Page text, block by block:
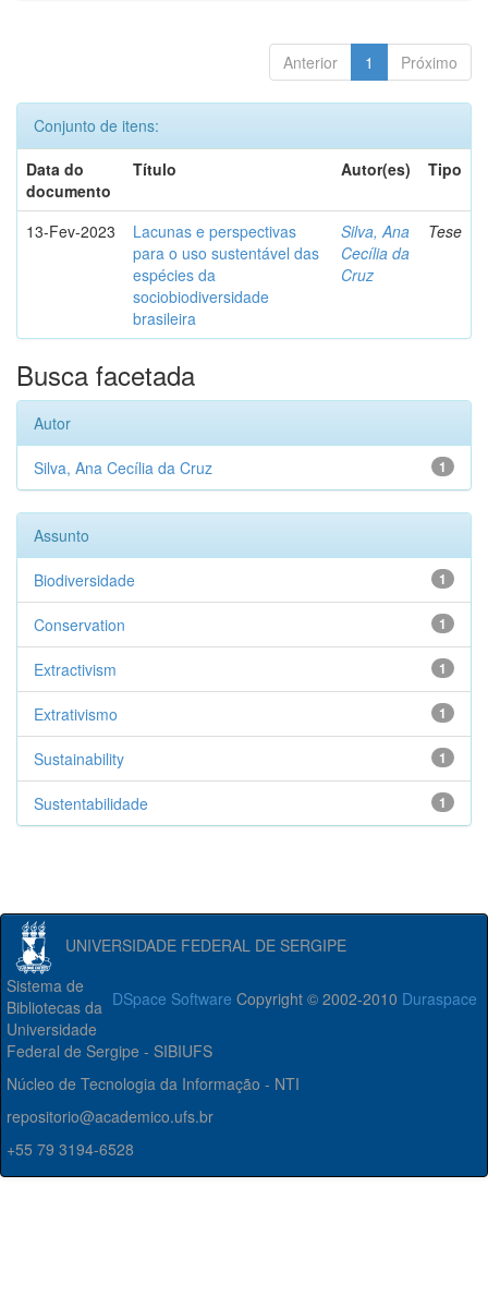
Anterior 1 Próximo
Conjunto de itens:
Data do
documento
Título Autor(es) Tipo
13-Fev-2023
Lacunas e perspectivas
para o uso sustentável das
espécies da
sociobiodiversidade
brasileira
Silva, Ana
Cecília da
Cruz
Tese
Busca facetada
Autor
1
Silva, Ana Cecília da Cruz
Assunto
1
Biodiversidade
1
Conservation
1
Extractivism
1
Extrativismo
1
Sustainability
1
Sustentabilidade
UNIVERSIDADE FEDERAL DE SERGIPE
DSpace Software Copyright © 2002-2010 Duraspace
Sistema de
Bibliotecas da
Universidade
Federal de Sergipe - SIBIUFS
Núcleo de Tecnologia da Informação - NTI
repositorio@academico.ufs.br
+55 79 3194-6528